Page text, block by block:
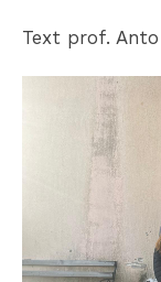
Text prof.